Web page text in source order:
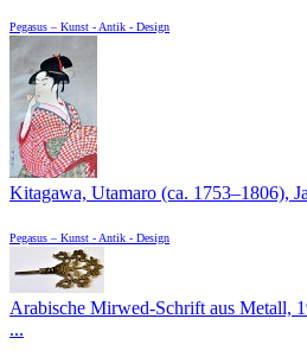
Pegasus – Kunst - Antik - Design
Kitagawa, Utamaro (ca. 1753–1806),
Pegasus – Kunst - Antik - Design
Arabische Mirwed-Schrift aus Metall,
...